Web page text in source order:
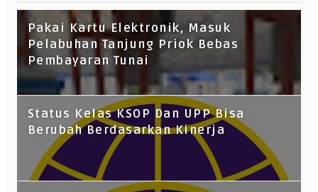
Pakai Kartu Elektronik, Masuk
Pelabuhan Tanjung Priok Bebas
Pembayaran Tunai
Status Kelas KSOP Dan UPP Bisa
Berubah Berdasarkan Kinerja